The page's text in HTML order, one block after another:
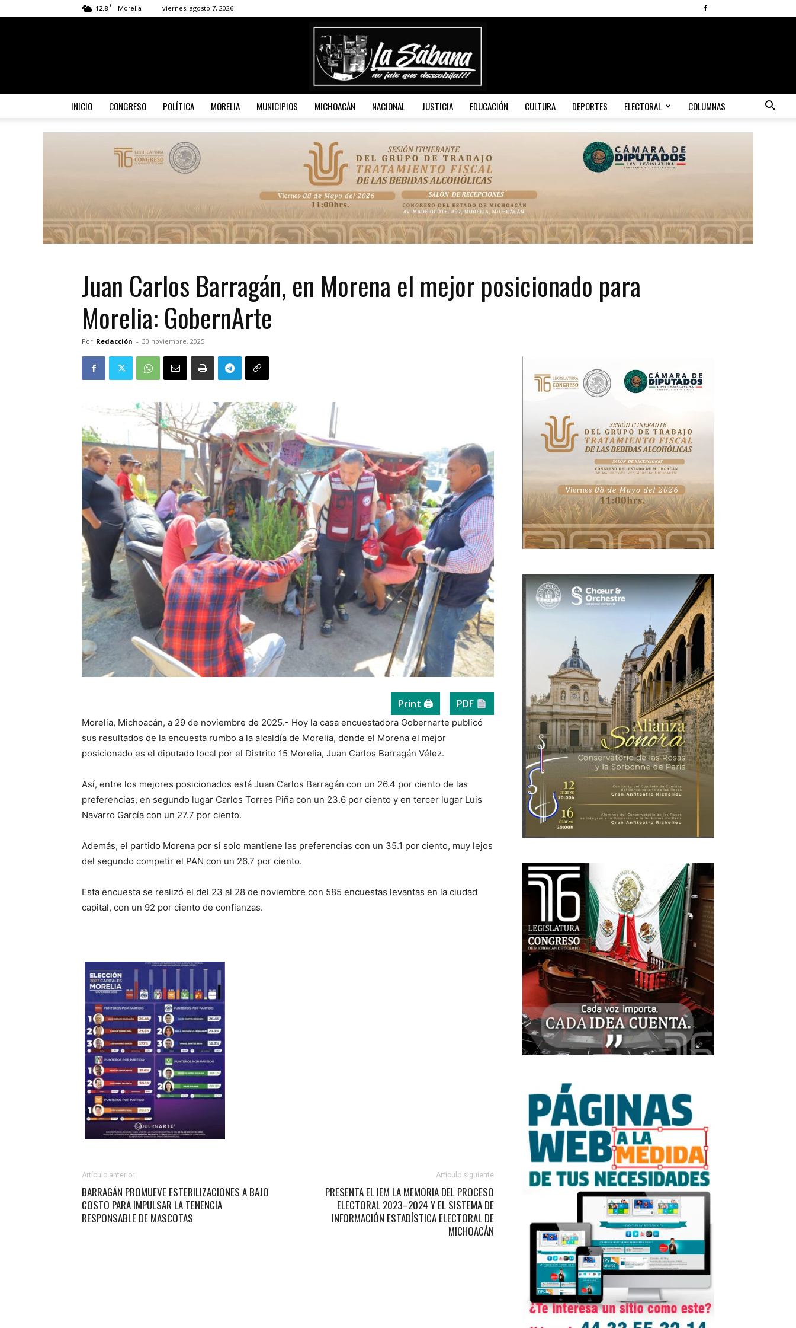
12.8 C Morelia viernes, agosto 7, 2026
Sábana
INICIO CONGRESO POLÍTICA MORELIA MUNICIPIOS MICHOACÁN NACIONAL JUSTICIA EDUCACIÓN CULTURA DEPORTES ELECTORAL COLUMNAS
Juan Carlos Barragán, en Morena el mejor posicionado para
Morelia: GobernArte
Por Redacción - 30 noviembre, 2025
Print 🖨 PDF
Morelia, Michoacán, a 29 de noviembre de 2025.- Hoy la casa encuestadora Gobernarte publicó
sus resultados de la encuesta rumbo a la alcaldía de Morelia, donde el Morena el mejor
posicionado es el diputado local por el Distrito 15 Morelia, Juan Carlos Barragán Vélez.
Así, entre los mejores posicionados está Juan Carlos Barragán con un 26.4 por ciento de las
preferencias, en segundo lugar Carlos Torres Piña con un 23.6 por ciento y en tercer lugar Luis
Navarro García con un 27.7 por ciento.
Además, el partido Morena por si solo mantiene las preferencias con un 35.1 por ciento, muy lejos
del segundo competir el PAN con un 26.7 por ciento.
Esta encuesta se realizó el del 23 al 28 de noviembre con 585 encuestas levantas en la ciudad
capital, con un 92 por ciento de confianzas.
Artículo anterior
BARRAGÁN PROMUEVE ESTERILIZACIONES A BAJO
COSTO PARA IMPULSAR LA TENENCIA
RESPONSABLE DE MASCOTAS
Artículo siguiente
PRESENTA EL IEM LA MEMORIA DEL PROCESO
ELECTORAL 2023–2024 Y EL SISTEMA DE
INFORMACIÓN ESTADÍSTICA ELECTORAL DE
MICHOACÁN